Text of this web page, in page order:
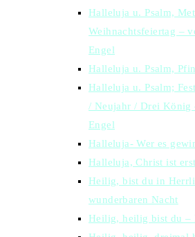
Halleluja u. Psalm,
Weihnachtsfeiertag –
Engel
Halleluja u. Psalm,
Halleluja u. Psalm;
/ Neujahr / Drei König
Engel
Halleluja- Wer es
Halleluja, Christ ist
Heilig, bist du in
wunderbaren Nacht
Heilig, heilig bist du –